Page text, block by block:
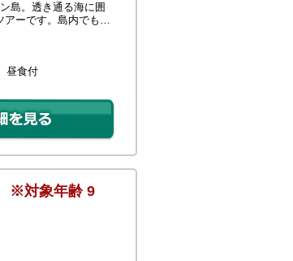
島。透き通る海に囲
アーです。島内でも…
昼食付
※対象年齢 9